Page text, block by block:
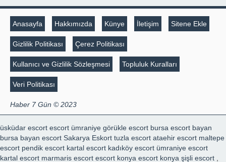
Anasayfa Hakkımızda Künye İletişim Sitene Ekle
Gizlilik Politikası Çerez Politikası
Kullanıcı ve Gizlilik Sözleşmesi Topluluk Kuralları
Veri Politikası
Haber 7 Gün © 2023
üsküdar escort escort ümraniye görükle escort bursa escort bayan
bursa bayan escort Sakarya Eskort tuzla escort ataehir escort maltepe
escort pendik escort kartal escort kadıköy escort ümraniye escort
kartal escort marmaris escort escort konya escort konya şişli escort